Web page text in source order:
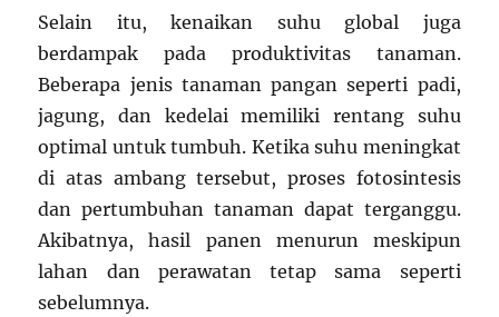
Selain itu, kenaikan suhu global juga
berdampak pada produktivitas tanaman.
Beberapa jenis tanaman pangan seperti padi,
jagung, dan kedelai memiliki rentang suhu
optimal untuk tumbuh. Ketika suhu meningkat
di atas ambang tersebut, proses fotosintesis
dan pertumbuhan tanaman dapat terganggu.
Akibatnya, hasil panen menurun meskipun
lahan dan perawatan tetap sama seperti
sebelumnya.